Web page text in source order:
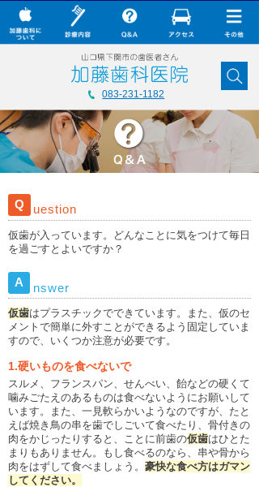
Q uestion
仮歯が入っています。どんなことに気をつけて毎日
を過ごすとよいですか？
A nswer
仮歯はプラスチックでできています。また、仮のセ
メントで簡単に外すことができるよう固定していま
すので、いくつか注意が必要です。
1.硬いものを食べないで
スルメ、フランスパン、せんべい、飴などの硬くて
噛みごたえのあるものは食べないようにお願いして
います。また、一見軟らかいようなのですが、たと
えば焼き鳥の串を歯でしごいて食べたり、骨付きの
肉をかじったりすると、ことに前歯の仮歯はひとた
まりもありません。もし食べるのなら、串や骨から
肉をはずして食べましょう。 豪快な食べ方はガマン
してください。
× CLOSE
加藤歯科について
診療内容
Q&A
コラム
ダウンロード
加藤歯科ブログ
下関観光ガイド
年賀状・暑中お見舞い